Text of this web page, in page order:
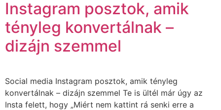
Instagram posztok, amik
tényleg konvertálnak –
dizájn szemmel
Social media Instagram posztok, amik tényleg
konvertálnak – dizájn szemmel Te is ültél már úgy az
Insta felett, hogy „Miért nem kattint rá senki erre a